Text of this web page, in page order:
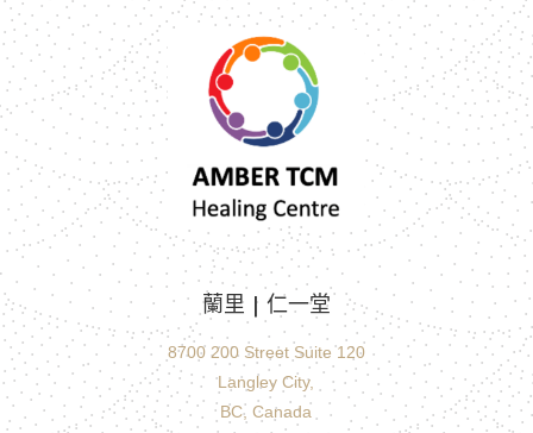
蘭里 | 仁一堂
8700 200 Street Suite 120
Langley City,
BC, Canada